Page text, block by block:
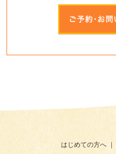
はじめての方へ｜